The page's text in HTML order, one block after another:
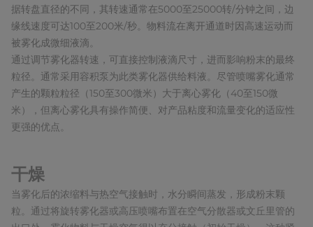
据转盘直径的不同，其转速通常在5000至25000转/分钟之间，边
缘线速度可达100至200米/秒。物料流在离开通道时因高速运动而
被雾化成微细液滴。
通过调节雾化器转速，可直接控制液滴尺寸，进而影响粉末的最终
粒径。通常采用容积泵为此类雾化器供给料液。尽管喷嘴雾化通常
产生的颗粒粒径（150至300微米）大于离心雾化（40至150微
米），但离心雾化具有操作简便、对产品粘度和流量变化的适应性
更强的优点。
干燥
当雾化后的浓缩料与热空气接触时，水分瞬间蒸发，形成粉末颗
粒。通过将旋转雾化器或高压喷嘴布置在空气分散器或文丘里管的